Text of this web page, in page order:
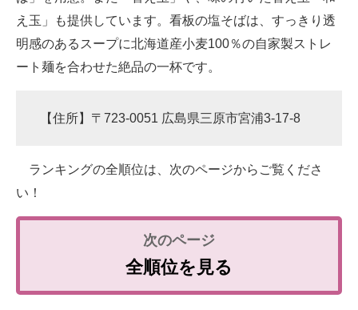
え玉」も提供しています。看板の塩そばは、すっきり透
明感のあるスープに北海道産小麦100％の自家製ストレ
ート麺を合わせた絶品の一杯です。
【住所】〒723-0051 広島県三原市宮浦3-17-8
ランキングの全順位は、次のページからご覧くださ
い！
全順位を見る